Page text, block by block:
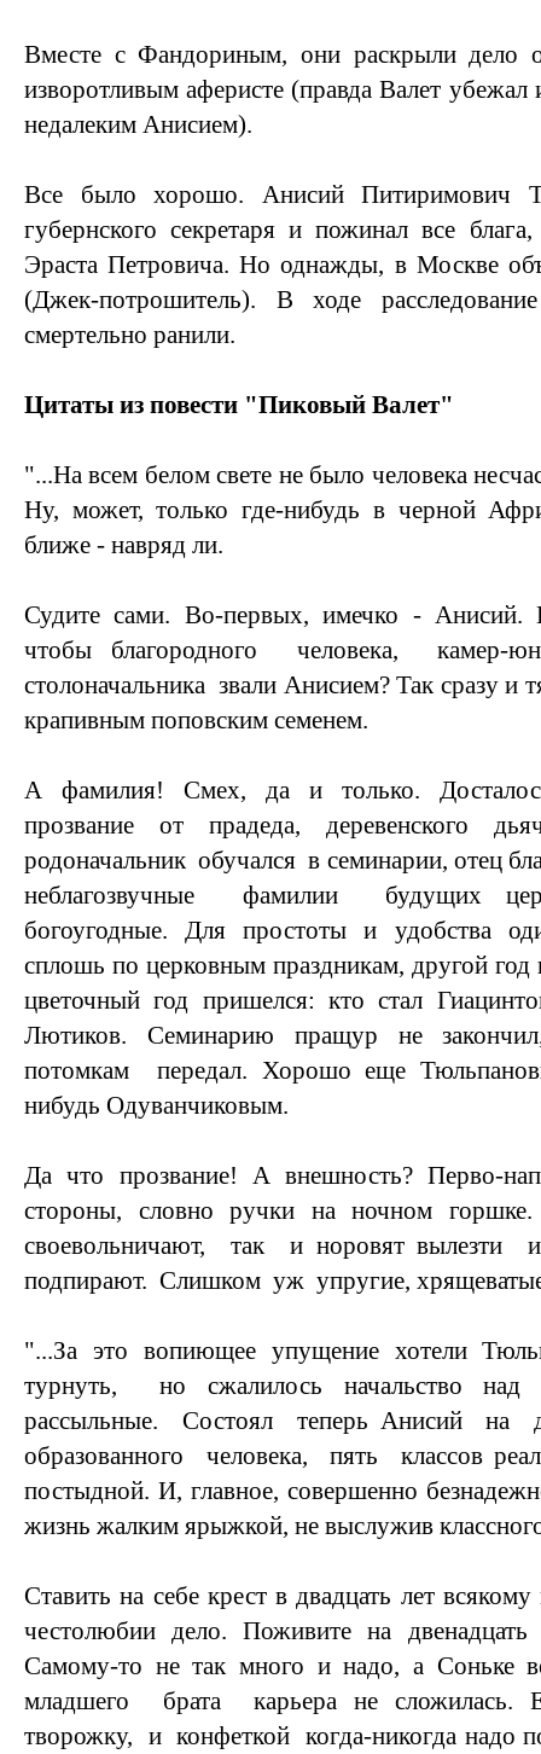
Вместе с Фандориным, они раскрыли дело
изворотливым аферисте (правда Валет убежал
недалеким Анисием).
Все было хорошо. Анисий Питиримович
губернского секретаря и пожинал все
Эраста Петровича. Но однажды, в Москве
(Джек-потрошитель). В ходе
смертельно ранили.
Цитаты из повести "Пиковый Валет"
"...На всем белом свете не было человека
Ну, может, только где-нибудь в черной
ближе - навряд ли.
Судите сами. Во-первых, имечко - Анисий.
чтобы благородного человека,
столоначальника звали Анисием? Так сразу и
крапивным поповским семенем.
А фамилия! Смех, да и только.
прозвание от прадеда, деревенского
родоначальник обучался в семинарии, отец
неблагозвучные фамилии будущих
богоугодные. Для простоты и удобства
сплошь по церковным праздникам, другой
цветочный год пришелся: кто стал
Лютиков. Семинарию пращур не
потомкам передал. Хорошо еще
нибудь Одуванчиковым.
Да что прозвание! А внешность? Перво-
стороны, словно ручки на ночном
своевольничают, так и норовят
подпирают. Слишком уж упругие,
"...За это вопиющее упущение хотели
турнуть, но сжалилось начальство над
рассыльные. Состоял теперь Анисий на
образованного человека, пять классов
постыдной. И, главное, совершенно
жизнь жалким ярыжкой, не выслужив
Ставить на себе крест в двадцать лет
честолюбии дело. Поживите на
Самому-то не так много и надо, а Соньке
младшего брата карьера не сложилась.
творожку, и конфеткой когда-никогда надо